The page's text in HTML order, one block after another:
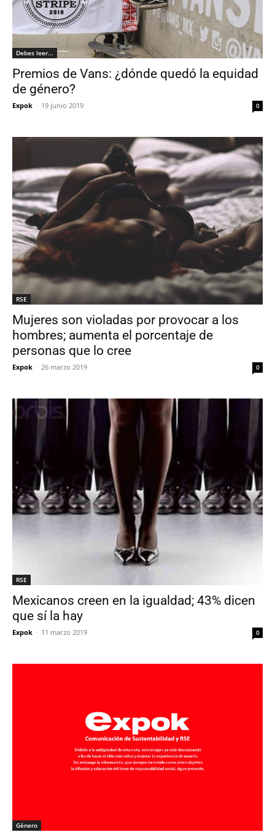
Debes leer...
Premios de Vans: ¿dónde quedó la equidad
de género?
Expok - 19 junio 2019 0
RSE
Mujeres son violadas por provocar a los
hombres; aumenta el porcentaje de
personas que lo cree
Expok - 26 marzo 2019 0
RSE
Mexicanos creen en la igualdad; 43% dicen
que sí la hay
Expok - 11 marzo 2019 0
Género